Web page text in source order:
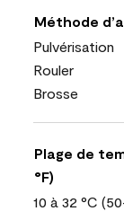
Méthode
Pulvérisation
Rouler
Brosse
Plage de
°F)
10 à 32 °C